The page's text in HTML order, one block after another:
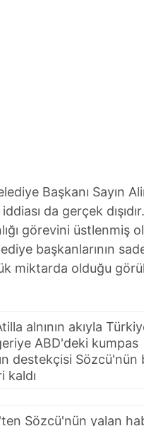
Başkanı Sayın
da gerçek
görevini üstlenmiş
başkanlarının
miktarda olduğu
alnının akıyla
ABD'deki kumpas
destekçisi Sözcü'nün
kaldı
Sözcü'nün yalan